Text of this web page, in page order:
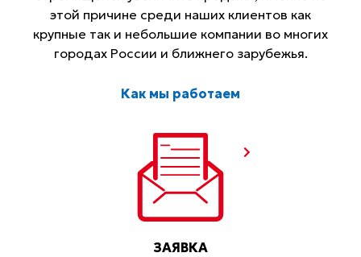
этой причине среди наших клиентов как
крупные так и небольшие компании во многих
городах России и ближнего зарубежья.
Как мы работаем
ЗАЯВКА